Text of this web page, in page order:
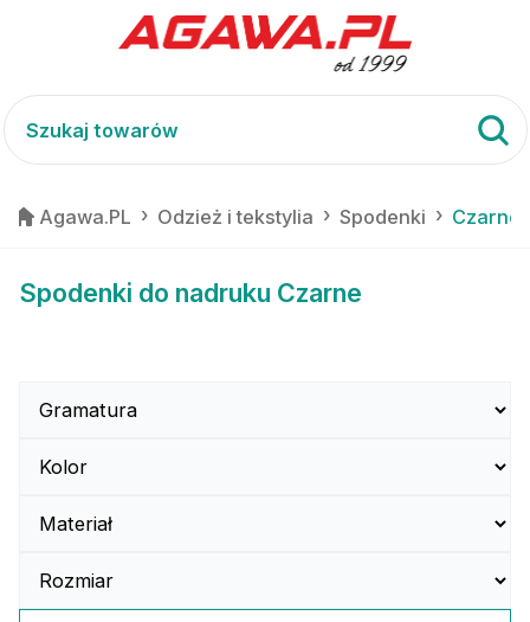
Agawa.PL Odzież i tekstylia Spodenki Czarne
Spodenki do nadruku Czarne